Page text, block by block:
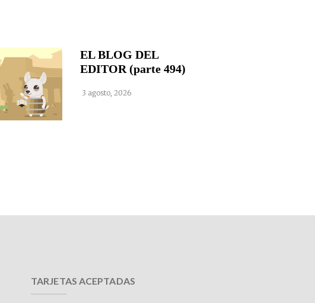
EL BLOG DEL
EDITOR (parte 494)
3 agosto, 2026
TARJETAS ACEPTADAS